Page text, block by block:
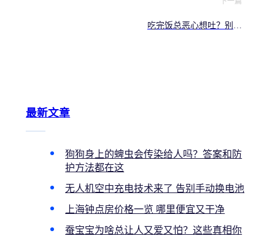
吃完饭总恶心想吐？别大
最新文章
狗狗身上的蜱虫会传染给人吗？答案和防
护方法都在这
无人机空中充电技术来了 告别手动换电池
上海钟点房价格一览 哪里便宜又干净
蚕宝宝为啥总让人又爱又怕？这些真相你